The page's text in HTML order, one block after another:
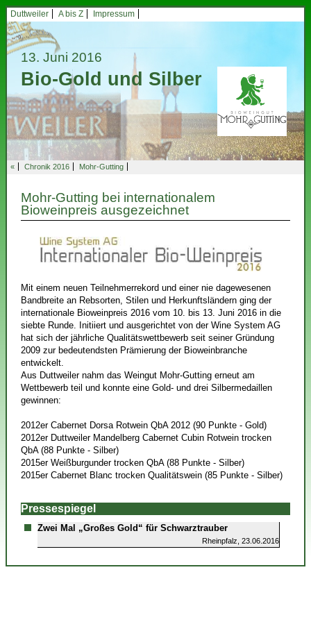
Duttweiler A bis Z Impressum
13. Juni 2016
Bio-Gold und Silber
« Chronik 2016 Mohr-Gutting
Mohr-Gutting bei internationalem
Bioweinpreis ausgezeichnet
Mit einem neuen Teilnehmerrekord und einer nie dagewesenen
Bandbreite an Rebsorten, Stilen und Herkunftsländern ging der
internationale Bioweinpreis 2016 vom 10. bis 13. Juni 2016 in die
siebte Runde. Initiiert und ausgerichtet von der Wine System AG
hat sich der jährliche Qualitätswettbewerb seit seiner Gründung
2009 zur bedeutendsten Prämierung der Bioweinbranche
entwickelt.
Aus Duttweiler nahm das Weingut Mohr-Gutting erneut am
Wettbewerb teil und konnte eine Gold- und drei Silbermedaillen
gewinnen:
2012er Cabernet Dorsa Rotwein QbA 2012 (90 Punkte - Gold)
2012er Duttweiler Mandelberg Cabernet Cubin Rotwein trocken
QbA (88 Punkte - Silber)
2015er Weißburgunder trocken QbA (88 Punkte - Silber)
2015er Cabernet Blanc trocken Qualitätswein (85 Punkte - Silber)
Pressespiegel
Zwei Mal „Großes Gold“ für Schwarztrauber
Rheinpfalz, 23.06.2016